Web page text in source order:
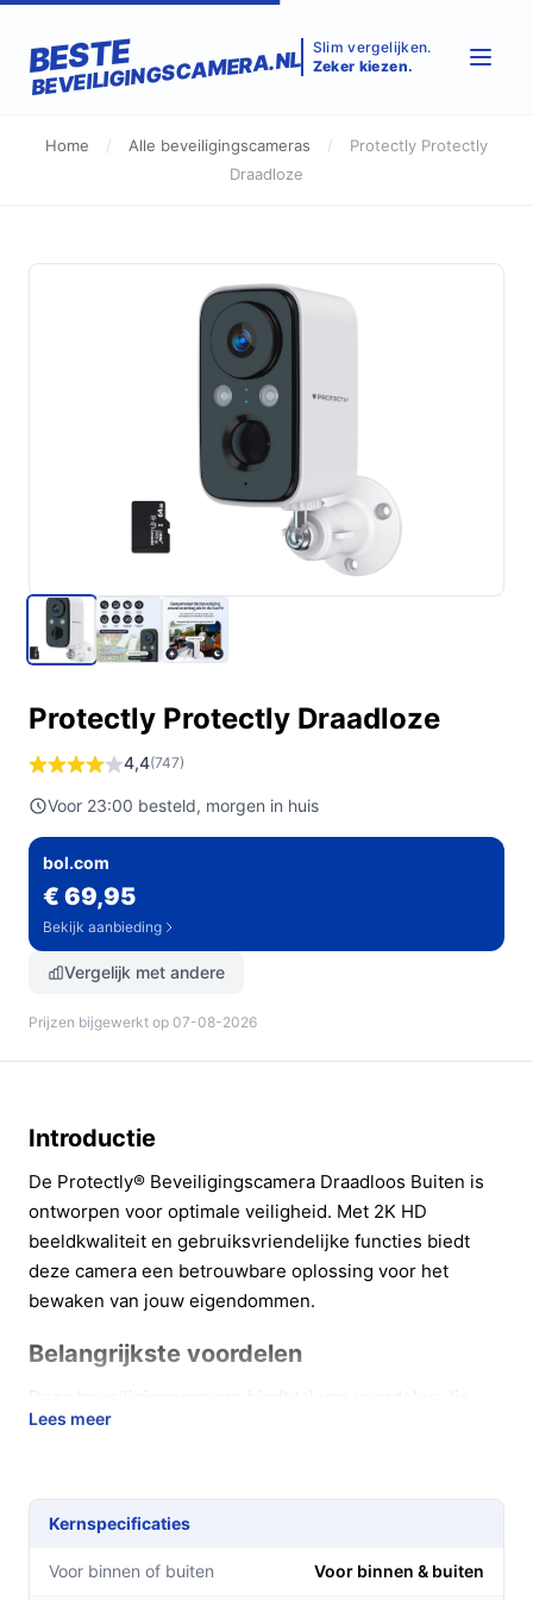
BESTE
BEVEILIGINGSCAMERA.NL Slim vergelijken.
Zeker kiezen.
Home / Alle beveiligingscameras /
Protectly Protectly
Draadloze
Protectly Protectly Draadloze
4,4(747)
Voor 23:00 besteld, morgen in huis
bol.com
€ 69,95
Bekijk aanbieding
Vergelijk met andere
Prijzen bijgewerkt op 07-08-2026
Introductie
De Protectly® Beveiligingscamera Draadloos Buiten is
ontworpen voor optimale veiligheid. Met 2K HD
beeldkwaliteit en gebruiksvriendelijke functies biedt
deze camera een betrouwbare oplossing voor het
bewaken van jouw eigendommen.
Belangrijkste voordelen
jouw gemoedsrust vergroten. Hier zijn enkele
Haarscherpe beeldkwaliteit:Dankzij de 2K 3MP
resolutie mis je geen enkel detail, waardoor je de
situatie altijd helder in beeld hebt.
Lees meer
Kernspecificaties
Voor binnen of buiten Voor binnen & buiten